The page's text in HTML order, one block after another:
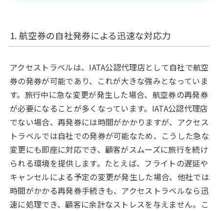
1. 航空券の自社発券による迅速な対応力
アクセストラベルは、IATA公認代理店として自社で航空
券の発券が可能であり、これが大きな強みとなっていま
す。旅行中に急な変更が発生した場合、航空券の再発券
が必要になることが多くなっています。IATA公認代理店
でない場合、再発券には時間がかかりますが、アクセス
トラベルでは自社での発券が可能なため、こうした急な
変更にも即座に対応でき、顧客がスムーズに旅行を続け
られる環境を提供します。たとえば、フライトの遅延や
キャンセルによる予定の変更が発生した場合、他社では
時間がかかる再発券手続きも、アクセストラベルなら迅
速に処理でき、顧客に余計なストレスを与えません。こ